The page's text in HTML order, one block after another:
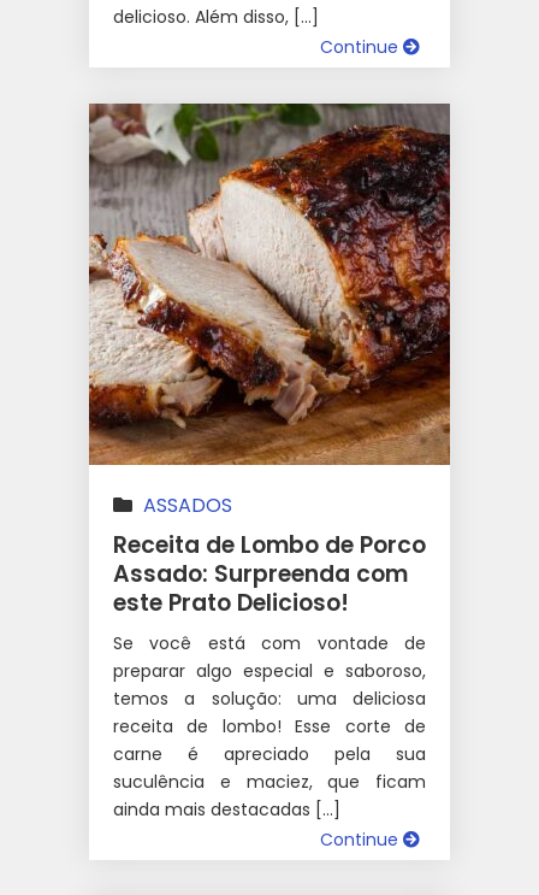
delicioso. Além disso, […]
Continue
ASSADOS
Receita de Lombo de Porco
Assado: Surpreenda com
este Prato Delicioso!
Se você está com vontade de
preparar algo especial e saboroso,
temos a solução: uma deliciosa
receita de lombo! Esse corte de
carne é apreciado pela sua
suculência e maciez, que ficam
ainda mais destacadas […]
Continue